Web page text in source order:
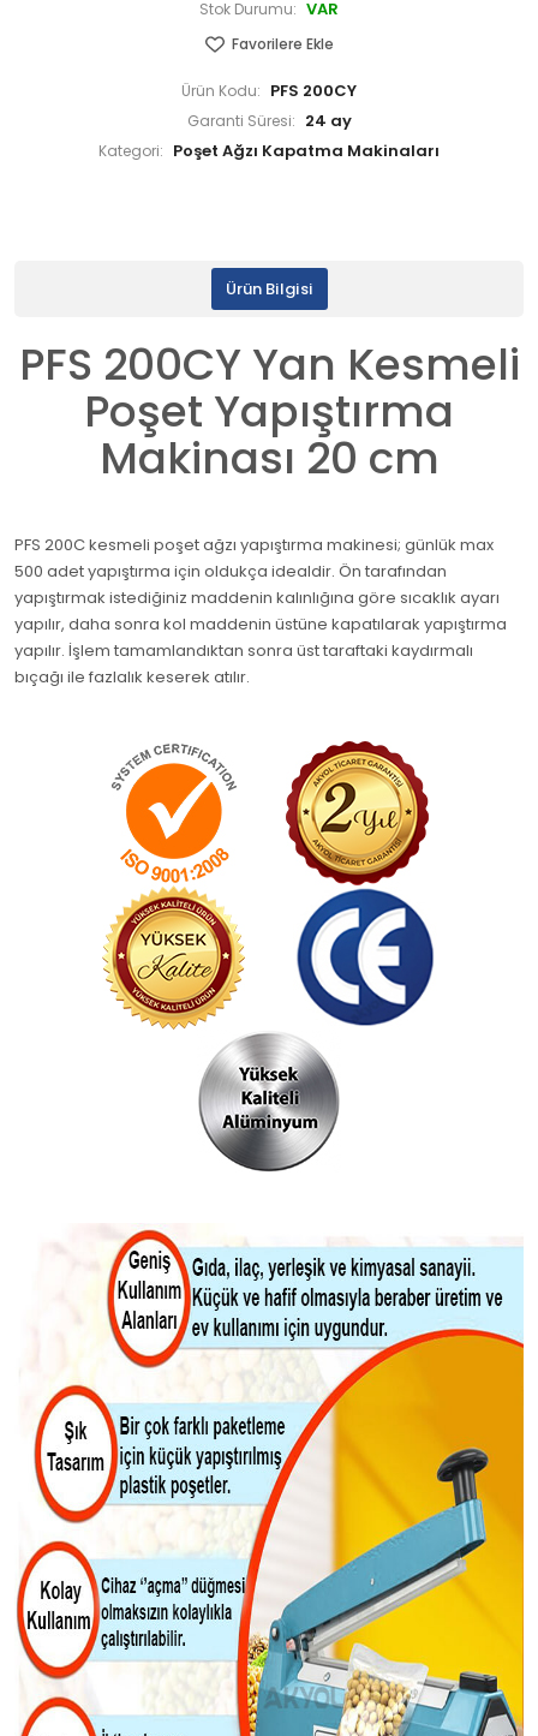
Stok Durumu: VAR
Favorilere Ekle
Ürün Kodu: PFS 200CY
Garanti Süresi: 24 ay
Kategori: Poşet Ağzı Kapatma Makinaları
Ürün Bilgisi
PFS 200CY Yan Kesmeli
Poşet Yapıştırma
Makinası 20 cm
PFS 200C kesmeli poşet ağzı yapıştırma makinesi; günlük max
500 adet yapıştırma için oldukça idealdir. Ön tarafından
yapıştırmak istediğiniz maddenin kalınlığına göre sıcaklık ayarı
yapılır, daha sonra kol maddenin üstüne kapatılarak yapıştırma
yapılır. İşlem tamamlandıktan sonra üst taraftaki kaydırmalı
bıçağı ile fazlalık keserek atılır.